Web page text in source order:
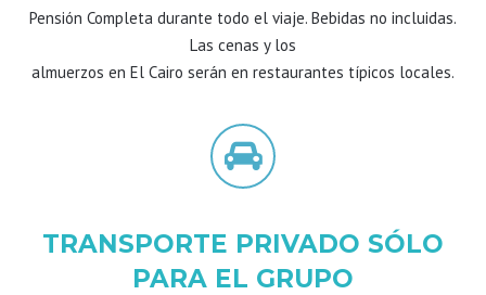
Pensión Completa durante todo el viaje. Bebidas no incluidas.
Las cenas y los
almuerzos en El Cairo serán en restaurantes típicos locales.
TRANSPORTE PRIVADO SÓLO
PARA EL GRUPO